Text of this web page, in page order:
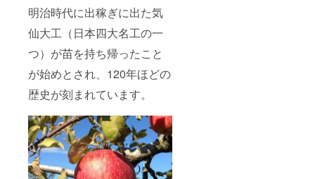
明治時代に出稼ぎに出た気
仙大工（日本四大名工の一
つ）が苗を持ち帰ったこと
が始めとされ、120年ほどの
歴史が刻まれています。